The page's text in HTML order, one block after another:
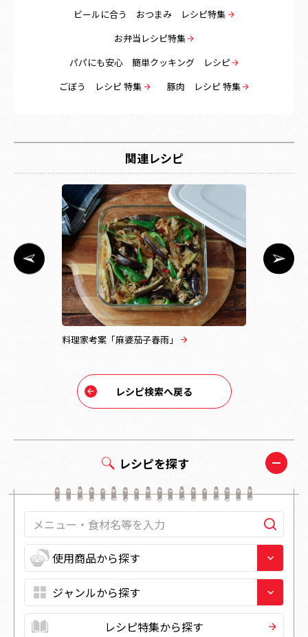
レシピを探す
レシピ特集から探す
ビールに合う おつまみ レシピ特集
お弁当レシピ特集
パパにも安心 簡単クッキング レシピ
ごぼう レシピ 特集
豚肉 レシピ 特集
関連レシピ
料理家考案「麻婆茄子春雨」
レシピ検索へ戻る